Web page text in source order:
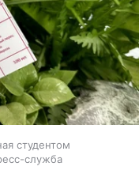
студентом
служба